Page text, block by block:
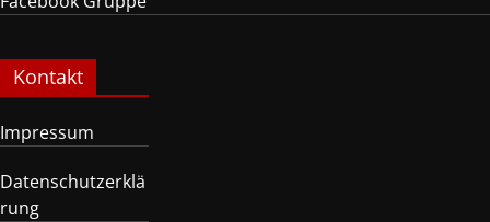
Kontakt
Impressum
Datenschutzerklä
rung